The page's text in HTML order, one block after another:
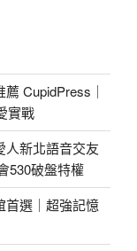
CupidPress｜
實戰
人新北語音交友
530破盤特權
首選｜超強記憶